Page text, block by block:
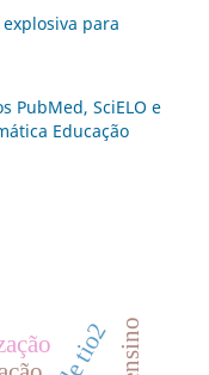
para
PubMed, SciELO e
Educação